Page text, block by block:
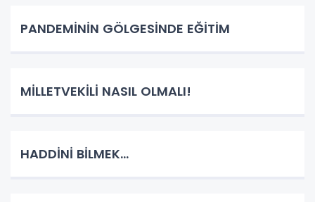
PANDEMİNİN GÖLGESİNDE EĞİTİM
MİLLETVEKİLİ NASIL OLMALI!
HADDİNİ BİLMEK...